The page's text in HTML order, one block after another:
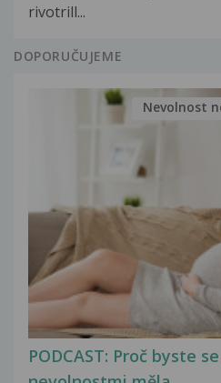
rivotrill...
DOPORUČUJEME
PODCAST: Proč byste
Nevolnost